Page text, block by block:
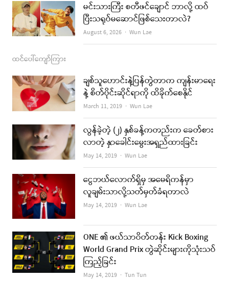
မင်းသားကြီး စတီဖင်ချောင် ဘာလို့ ထပ်
ပြီးသရုပ်မဆောင်ဖြစ်သေးတာလဲ?
August 6, 2026 Author
Wun Lae
ထင်ပေါ်ကျော်ကြား
ချစ်သူဟောင်းနဲ့ပြန်တွဲတာက ကျန်းမာရေး
နဲ့ စိတ်ပိုင်းဆိုင်ရာကို ထိခိုက်စေနိုင်
March 11, 2019 Author
Wun Lae
လွန်ခဲ့တဲ့ (၂) နှစ်ခန့်ကတည်းက ခေတ်စား
လာတဲ့ နှာခေါင်းမွေးအရှည်ထားခြင်း
May 14, 2019 Author
Wun Lae
ငွေဘယ်လောက်ရှိမှ အမေရိကန်မှာ
လူချမ်းသာလို့သတ်မှတ်ခံရတာလဲ
May 14, 2019 Author
Wun Lae
ONE ၏ ဖယ်သာဝိတ်တန်း Kick Boxing
World Grand Prix တွဲဆိုင်းများကိုသုံးသပ်
ကြည့်ခြင်း
May 14, 2019 Author
Tun Tun